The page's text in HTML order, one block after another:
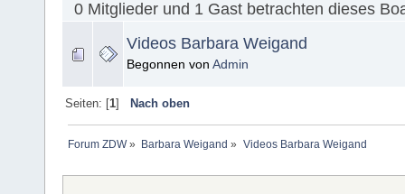
0 Mitglieder und 1 Gast betrachten dieses
Videos Barbara Weigand
Begonnen von Admin
Seiten: [1] Nach oben
Forum ZDW» Barbara Weigand » Videos Barbara Weigand